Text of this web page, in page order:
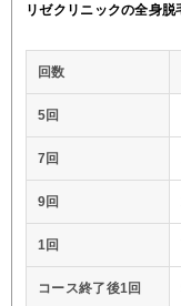
リゼクリニックの全身
回数
5回
7回
9回
1回
コース終了後1回